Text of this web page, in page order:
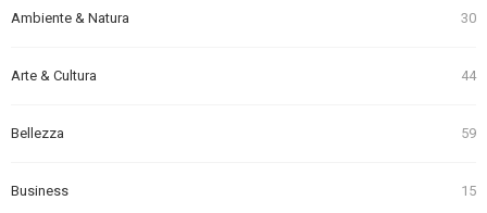
Ambiente & Natura 30
Arte & Cultura 44
Bellezza 59
Business 15